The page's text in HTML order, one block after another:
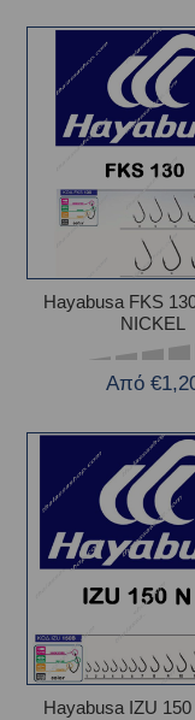
Hayabusa FKS
NICKEL
Από
Hayabusa IZU 150